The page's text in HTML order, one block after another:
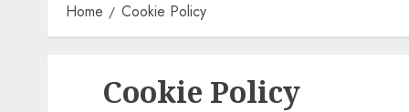
Home Cookie Policy
Cookie Policy